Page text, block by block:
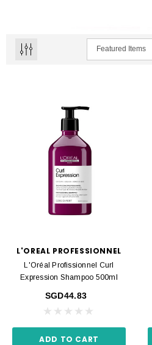
L'OREAL PROFESSIONNEL
L'Oréal Profissionnel Curl
Expression Shampoo 500ml
SGD44.83
ADD TO CART